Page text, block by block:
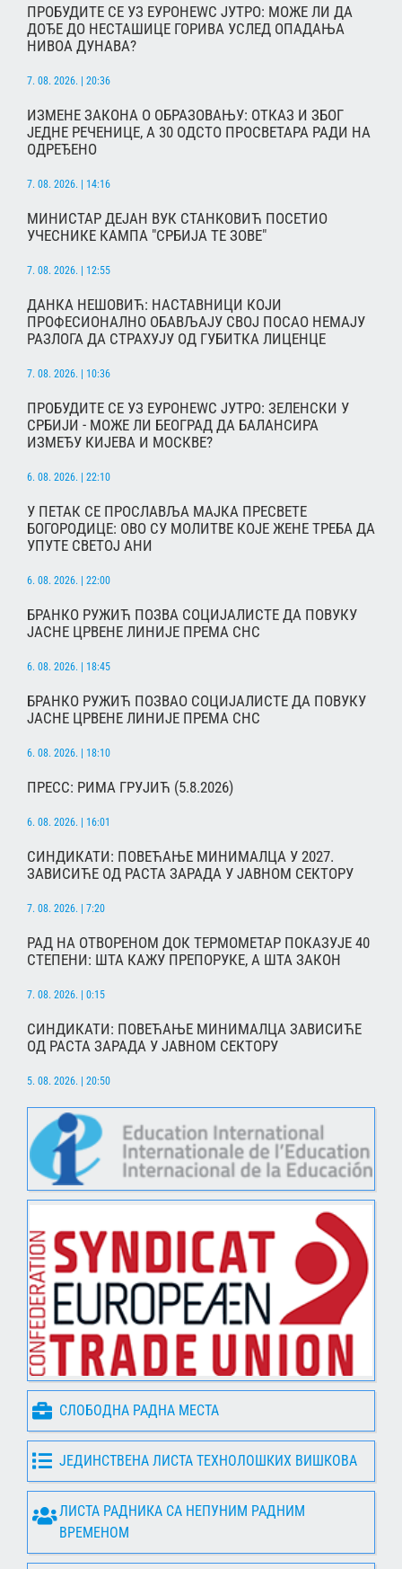
ПРОБУДИТЕ СЕ УЗ ЕУРОНЕWС ЈУТРО: МОЖЕ ЛИ ДА
ДОЂЕ ДО НЕСТАШИЦЕ ГОРИВА УСЛЕД ОПАДАЊА
НИВОА ДУНАВА?
7. 08. 2026. | 20:36
ИЗМЕНЕ ЗАКОНА О ОБРАЗОВАЊУ: ОТКАЗ И ЗБОГ
ЈЕДНЕ РЕЧЕНИЦЕ, А 30 ОДСТО ПРОСВЕТАРА РАДИ НА
ОДРЕЂЕНО
7. 08. 2026. | 14:16
МИНИСТАР ДЕЈАН ВУК СТАНКОВИЋ ПОСЕТИО
УЧЕСНИКЕ КАМПА "СРБИЈА ТЕ ЗОВЕ"
7. 08. 2026. | 12:55
ДАНКА НЕШОВИЋ: НАСТАВНИЦИ КОЈИ
ПРОФЕСИОНАЛНО ОБАВЉАЈУ СВОЈ ПОСАО НЕМАЈУ
РАЗЛОГА ДА СТРАХУЈУ ОД ГУБИТКА ЛИЦЕНЦЕ
7. 08. 2026. | 10:36
ПРОБУДИТЕ СЕ УЗ ЕУРОНЕWС ЈУТРО: ЗЕЛЕНСКИ У
СРБИЈИ - МОЖЕ ЛИ БЕОГРАД ДА БАЛАНСИРА
ИЗМЕЂУ КИЈЕВА И МОСКВЕ?
6. 08. 2026. | 22:10
У ПЕТАК СЕ ПРОСЛАВЉА МАЈКА ПРЕСВЕТЕ
БОГОРОДИЦЕ: ОВО СУ МОЛИТВЕ КОЈЕ ЖЕНЕ ТРЕБА ДА
УПУТЕ СВЕТОЈ АНИ
6. 08. 2026. | 22:00
БРАНКО РУЖИЋ ПОЗВА СОЦИЈАЛИСТЕ ДА ПОВУКУ
ЈАСНЕ ЦРВЕНЕ ЛИНИЈЕ ПРЕМА СНС
6. 08. 2026. | 18:45
БРАНКО РУЖИЋ ПОЗВАО СОЦИЈАЛИСТЕ ДА ПОВУКУ
ЈАСНЕ ЦРВЕНЕ ЛИНИЈЕ ПРЕМА СНС
6. 08. 2026. | 18:10
ПРЕСС: РИМА ГРУЈИЋ (5.8.2026)
6. 08. 2026. | 16:01
СИНДИКАТИ: ПОВЕЋАЊЕ МИНИМАЛЦА У 2027.
ЗАВИСИЋЕ ОД РАСТА ЗАРАДА У ЈАВНОМ СЕКТОРУ
7. 08. 2026. | 7:20
РАД НА ОТВОРЕНОМ ДОК ТЕРМОМЕТАР ПОКАЗУЈЕ 40
СТЕПЕНИ: ШТА КАЖУ ПРЕПОРУКЕ, А ШТА ЗАКОН
7. 08. 2026. | 0:15
СИНДИКАТИ: ПОВЕЋАЊЕ МИНИМАЛЦА ЗАВИСИЋЕ
ОД РАСТА ЗАРАДА У ЈАВНОМ СЕКТОРУ
5. 08. 2026. | 20:50
СЛОБОДНА РАДНА МЕСТА
ЈЕДИНСТВЕНА ЛИСТА ТЕХНОЛОШКИХ ВИШКОВА
ЛИСТА РАДНИКА СА НЕПУНИМ РАДНИМ
ВРЕМЕНОМ